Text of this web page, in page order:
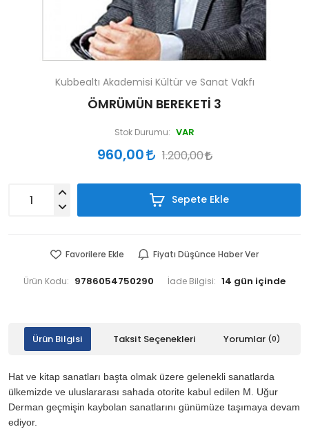
Kubbealtı Akademisi Kültür ve Sanat Vakfı
ÖMRÜMÜN BEREKETİ 3
Stok Durumu: VAR
960,00 1.200,00
Sepete Ekle
Favorilere Ekle Fiyatı Düşünce Haber Ver
Ürün Kodu: 9786054750290 İade Bilgisi:
Ürün Bilgisi Taksit Seçenekleri Yorumlar (0)
Hat ve kitap sanatları başta olmak üzere gelenekli sanatlarda
ülkemizde ve uluslararası sahada otorite kabul edilen M. Uğur
Derman geçmişin kaybolan sanatlarını günümüze taşımaya devam
ediyor.